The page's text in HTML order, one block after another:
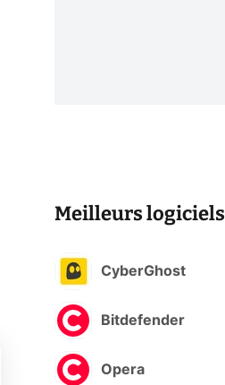
Meilleurs logiciels
CyberGhost
Bitdefender
Opera